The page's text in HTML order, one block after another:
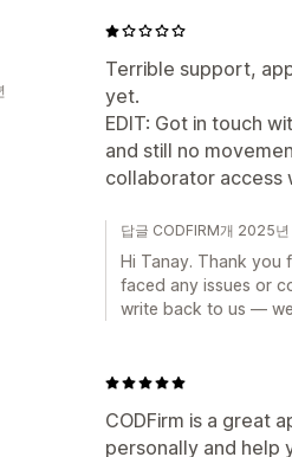
Terrible support,
yet.
EDIT: Got in touch
and still no
collaborator access
답글 CODFIRM개 2025
Hi Tanay. Thank you
faced any issues or
write back to us —
CODFirm is a great
personally and help